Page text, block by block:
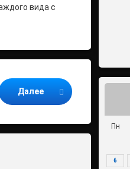
вида с
Далее
Пн
6